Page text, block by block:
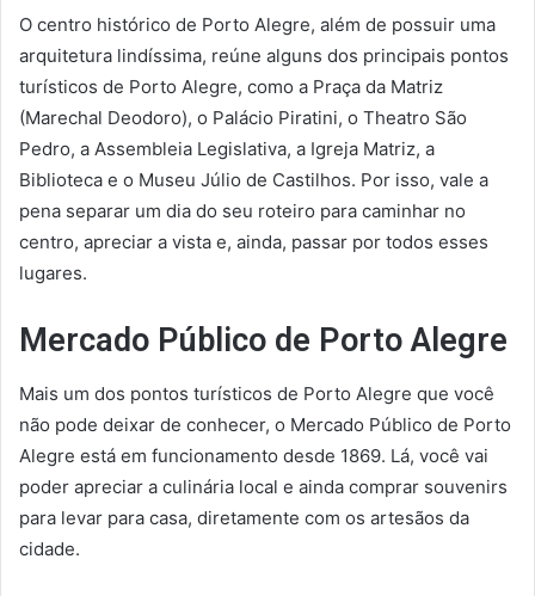
O centro histórico de Porto Alegre, além de possuir uma
arquitetura lindíssima, reúne alguns dos principais pontos
turísticos de Porto Alegre, como a Praça da Matriz
(Marechal Deodoro), o Palácio Piratini, o Theatro São
Pedro, a Assembleia Legislativa, a Igreja Matriz, a
Biblioteca e o Museu Júlio de Castilhos. Por isso, vale a
pena separar um dia do seu roteiro para caminhar no
centro, apreciar a vista e, ainda, passar por todos esses
lugares.
Mercado Público de Porto Alegre
Mais um dos pontos turísticos de Porto Alegre que você
não pode deixar de conhecer, o Mercado Público de Porto
Alegre está em funcionamento desde 1869. Lá, você vai
poder apreciar a culinária local e ainda comprar souvenirs
para levar para casa, diretamente com os artesãos da
cidade.